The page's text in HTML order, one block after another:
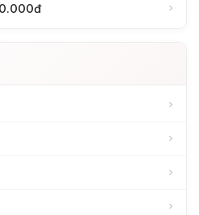
›
›
›
›
›